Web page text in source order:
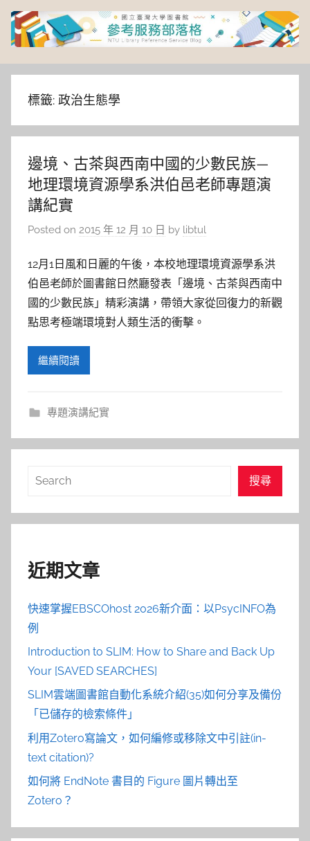
Skip
content
臺
灣
大
學
圖
書
館
參
考
服
務
部
落
格
標籤: 政治生態學
邊境、古茶與西南中國的少數民族—
地理環境資源學系洪伯邑老師專題演
講紀實
Posted on 2015 年 12 月 10 日 by libtul
12月1日風和日麗的午後，本校地理環境資源學系洪
伯邑老師於圖書館日然廳發表「邊境、古茶與西南中
國的少數民族」精彩演講，帶領大家從回復力的新觀
點思考極端環境對人類生活的衝擊。
繼續閱讀
專題演講紀實
搜
搜尋
近期文章
快速掌握EBSCOhost 2026新介面：以PsycINFO為
例
Introduction to SLIM: How to Share and Back Up
Your [SAVED SEARCHES]
SLIM雲端圖書館自動化系統介紹(35)如何分享及備份
「已儲存的檢索條件」
利用Zotero寫論文，如何編修或移除文中引註(in-
text citation)?
如何將 EndNote 書目的 Figure 圖片轉出至
Zotero？